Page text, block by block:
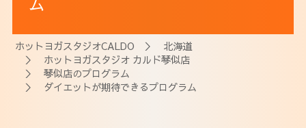
ウェルチケ
法人会員
ホットヨガスタジオCALDO ＞ 北海道
＞ ホットヨガスタジオ カルド琴似店
＞琴似店のプログラム
＞ ダイエットが期待できるプログラム